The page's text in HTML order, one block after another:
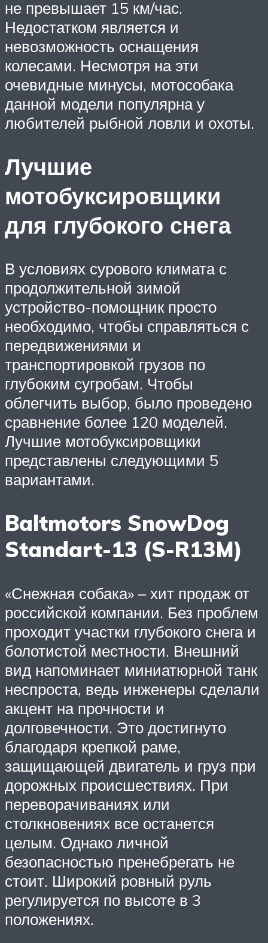
не превышает 15 км/час.
Недостатком является и
невозможность оснащения
колесами. Несмотря на эти
очевидные минусы, мотособака
данной модели популярна у
любителей рыбной ловли и охоты.
Лучшие
мотобуксировщики
для глубокого снега
В условиях сурового климата с
продолжительной зимой
устройство-помощник просто
необходимо, чтобы справляться с
передвижениями и
транспортировкой грузов по
глубоким сугробам. Чтобы
облегчить выбор, было проведено
сравнение более 120 моделей.
Лучшие мотобуксировщики
представлены следующими 5
вариантами.
Baltmotors SnowDog
Standart-13 (S-R13M)
«Снежная собака» – хит продаж от
российской компании. Без проблем
проходит участки глубокого снега и
болотистой местности. Внешний
вид напоминает миниатюрной танк
неспроста, ведь инженеры сделали
акцент на прочности и
долговечности. Это достигнуто
благодаря крепкой раме,
защищающей двигатель и груз при
дорожных происшествиях. При
переворачиваниях или
столкновениях все останется
целым. Однако личной
безопасностью пренебрегать не
стоит. Широкий ровный руль
регулируется по высоте в 3
положениях.